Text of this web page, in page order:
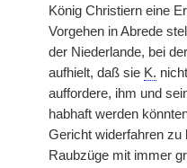
König Christiern eine
Vorgehen in Abrede
der Niederlande, bei
aufhielt, daß sie K.
auffordere, ihm und
habhaft werden
Gericht widerfahren zu
Raubzüge mit immer